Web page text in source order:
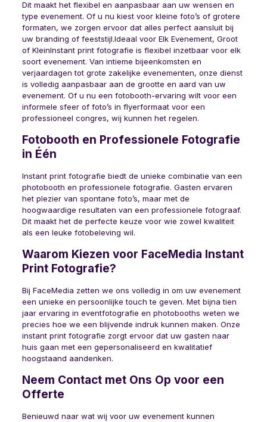
Dit maakt het flexibel en aanpasbaar aan uw wensen en
type evenement. Of u nu kiest voor kleine foto’s of grotere
formaten, we zorgen ervoor dat alles perfect aansluit bij
uw branding of feeststijl.Ideaal voor Elk Evenement, Groot
of KleinInstant print fotografie is flexibel inzetbaar voor elk
soort evenement. Van intieme bijeenkomsten en
verjaardagen tot grote zakelijke evenementen, onze dienst
is volledig aanpasbaar aan de grootte en aard van uw
evenement. Of u nu een fotobooth-ervaring wilt voor een
informele sfeer of foto’s in flyerformaat voor een
professioneel congres, wij kunnen het regelen.
Fotobooth en Professionele Fotografie
in Één
Instant print fotografie biedt de unieke combinatie van een
photobooth en professionele fotografie. Gasten ervaren
het plezier van spontane foto’s, maar met de
hoogwaardige resultaten van een professionele fotograaf.
Dit maakt het de perfecte keuze voor wie zowel kwaliteit
als een leuke fotobeleving wil.
Waarom Kiezen voor FaceMedia Instant
Print Fotografie?
Bij FaceMedia zetten we ons volledig in om uw evenement
een unieke en persoonlijke touch te geven. Met bijna tien
jaar ervaring in eventfotografie en photobooths weten we
precies hoe we een blijvende indruk kunnen maken. Onze
instant print fotografie zorgt ervoor dat uw gasten naar
huis gaan met een gepersonaliseerd en kwalitatief
hoogstaand aandenken.
Neem Contact met Ons Op voor een
Offerte
Benieuwd naar wat wij voor uw evenement kunnen